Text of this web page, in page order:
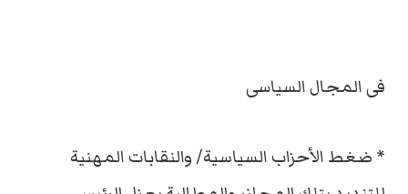
فى المجال السياسى
* ضغط الأحزاب السياسية/ والنقابات المهنية